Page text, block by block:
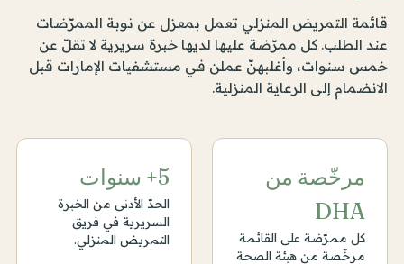
قائمة التمريض المنزلي تعمل بمعزل عن نوبة الممرّضات
عند الطلب. كل ممرّضة عليها لديها خبرة سريرية لا تقلّ عن
خمس سنوات، وأغلبهنّ عملن في مستشفيات الإمارات قبل
الانضمام إلى الرعاية المنزلية.
مرخّصة من
DHA
كل ممرّضة على القائمة
مرخّصة من هيئة الصحة
5+ سنوات
الحدّ الأدنى من الخبرة
السريرية في فريق
التمريض المنزلي.